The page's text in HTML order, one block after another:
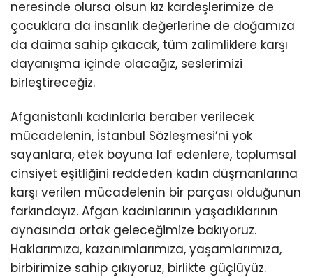
neresinde olursa olsun kız kardeşlerimize de
çocuklara da insanlık değerlerine de doğamıza
da daima sahip çıkacak, tüm zalimliklere karşı
dayanışma içinde olacağız, seslerimizi
birleştireceğiz.
Afganistanlı kadınlarla beraber verilecek
mücadelenin, İstanbul Sözleşmesi’ni yok
sayanlara, etek boyuna laf edenlere, toplumsal
cinsiyet eşitliğini reddeden kadın düşmanlarına
karşı verilen mücadelenin bir parçası olduğunun
farkındayız. Afgan kadınlarının yaşadıklarının
aynasında ortak geleceğimize bakıyoruz.
Haklarımıza, kazanımlarımıza, yaşamlarımıza,
birbirimize sahip çıkıyoruz, birlikte güçlüyüz.